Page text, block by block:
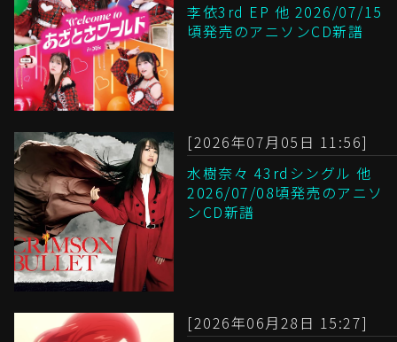
李依3rd EP 他 2026/07/15
頃発売のアニソンCD新譜
[2026年07月05日 11:56]
水樹奈々 43rdシングル 他
2026/07/08頃発売のアニソ
ンCD新譜
[2026年06月28日 15:27]